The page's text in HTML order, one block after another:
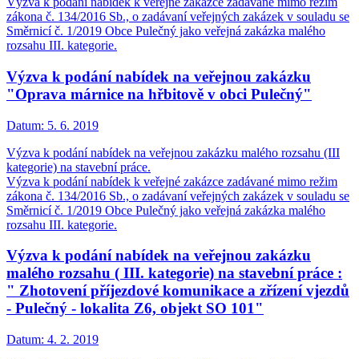
zákona č. 134/2016 Sb., o zadávaní veřejných zakázek v souladu se
Směrnicí č. 1/2019 Obce Pulečný jako veřejná zakázka malého
rozsahu III. kategorie.
Výzva k podání nabídek na veřejnou zakázku
"Oprava márnice na hřbitově v obci Pulečný"
Datum: 5. 6. 2019
Výzva k podání nabídek na veřejnou zakázku malého rozsahu (III
kategorie) na stavební práce.
Výzva k podání nabídek k veřejné zakázce zadávané mimo režim
zákona č. 134/2016 Sb., o zadávaní veřejných zakázek v souladu se
Směrnicí č. 1/2019 Obce Pulečný jako veřejná zakázka malého
rozsahu III. kategorie.
Výzva k podání nabídek na veřejnou zakázku
malého rozsahu ( III. kategorie) na stavební práce :
" Zhotovení příjezdové komunikace a zřízení vjezdů
- Pulečný - lokalita Z6, objekt SO 101"
Datum: 4. 2. 2019